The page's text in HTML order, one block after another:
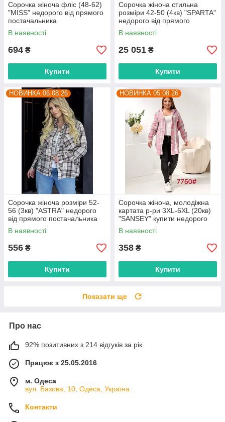
Сорочка жіноча фліс (48-62)
"MISS" недорого від прямого
постачальника
В наявності
694 ₴
Купити
Сорочка жіноча стильна
розміри 42-50 (4кв) "SPARTA"
недорого від прямого
постачальника
В наявності
25 051 ₴
Купити
НОВИНКА 06.08.26
Сорочка жіноча розміри 52-
56 (3кв) "ASTRA" недорого
від прямого постачальника
В наявності
556 ₴
Купити
НОВИНКА 05.08.26
Сорочка жіноча, молодіжна
картата р-ри 3XL-6XL (20кв)
"SANSEY" купити недорого
від прямого постачальника
В наявності
358 ₴
Купити
Показати ще
Про нас
92% позитивних з 214 відгуків за рік
Працює з 25.05.2016
м. Одеса
вул. Базова, 10, Одеса, Україна
Контакти